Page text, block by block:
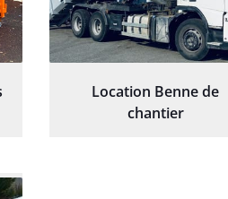
Location Benne de
chantier
notre jardin impeccable et
prêt pour notre nouveau
projet d'aménagement